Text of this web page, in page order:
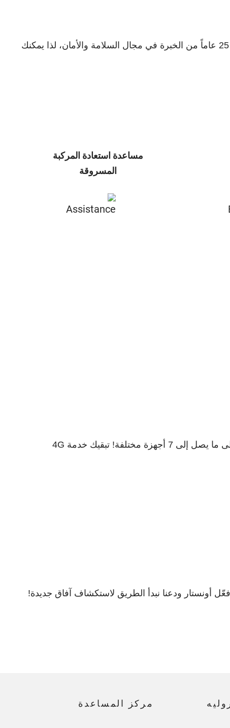
مستشارونا المدربون بشكل خاص مستعدون دائماً لإحاطتك بالهدوء والراحة والحماية. يتمتع فريقنا من الخبراء بأكثر من 25 عاماً من الخبرة في مجال السلامة والأمان، لذا يمكنك
مساعدة استعادة المركبة
المسروقة
بالإضافة إلى الحصول على نظام الترفيه المفضل لديك عبر الإنترنت في أي مكان تذهب إليه، يمكنك أيضاً تشغيله على ما يصل إلى 7 أجهزة مختلفة! تبقيك خدمة 4G